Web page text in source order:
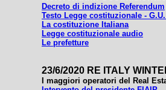
Decreto di indizione Referendum
Testo Legge costituzionale - G.U.
La costituzione Italiana
Legge costituzionale audio
Le prefetture
23/6/2020 RE ITALY
I maggiori operatori del Real